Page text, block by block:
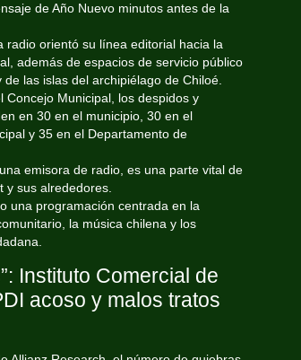
de Año Nuevo minutos antes de la
radio orientó su línea editorial hacia la
además de espacios de servicio público
las islas del archipiélago de Chiloé.
Concejo Municipal, los despidos y
en 30 en el municipio, 30 en el
y 35 en el Departamento de
emisora de radio, es una parte vital de
y sus alrededores.
una programación centrada en la
la música chilena y los
Instituto Comercial de
acoso y malos tratos